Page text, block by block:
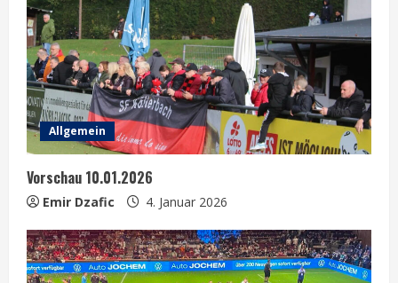
Allgemein
Vorschau 10.01.2026
Emir Dzafic 4. Januar 2026